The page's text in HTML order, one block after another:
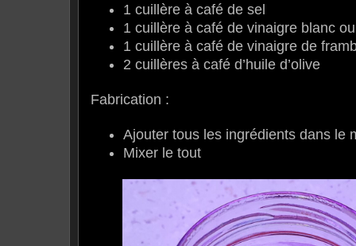
1 cuillère à café de sel
1 cuillère à café de vinaigre blanc
1 cuillère à café de vinaigre de
2 cuillères à café d’huile d’olive
Fabrication :
Ajouter tous les ingrédients dans le
Mixer le tout